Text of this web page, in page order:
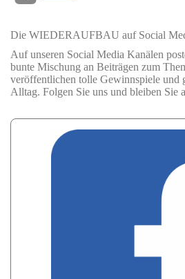
Die WIEDERAUFBAU auf Social
Auf unseren Social Media Kanälen
bunte Mischung an Beiträgen zum
veröffentlichen tolle Gewinnspiele und
Alltag. Folgen Sie uns und bleiben Sie